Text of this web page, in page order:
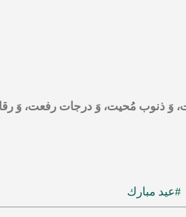
وَ ذنوب مُحيت، وَ درجات رفعت، وَ
#عيد مبارك